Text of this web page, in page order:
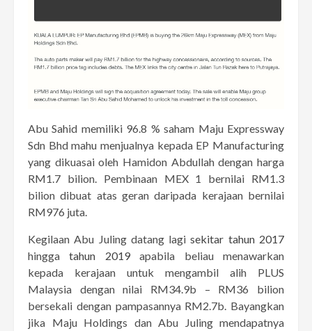
Abu Sahid memiliki 96.8 % saham Maju Expressway
Sdn Bhd mahu menjualnya kepada EP Manufacturing
yang dikuasai oleh Hamidon Abdullah dengan harga
RM1.7 bilion. Pembinaan MEX 1 bernilai RM1.3
bilion dibuat atas geran daripada kerajaan bernilai
RM976 juta.
Kegilaan Abu Juling datang lagisekitar tahun 2017
hinggatahun 2019apabila beliau menawarkan
kepada kerajaan untuk mengambil alih PLUS
Malaysia dengan nilai RM34.9b – RM36 bilion
bersekali dengan pampasannya RM2.7b. Bayangkan
jika Maju Holdings dan Abu Juling mendapatnya